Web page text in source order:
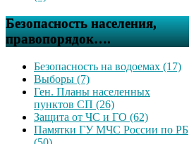
Безопасность населения,
правопорядок….
Безопасность на водоемах (17)
Выборы (7)
Ген. Планы населенных
пунктов СП (26)
Защита от ЧС и ГО (62)
Памятки ГУ МЧС России по РБ